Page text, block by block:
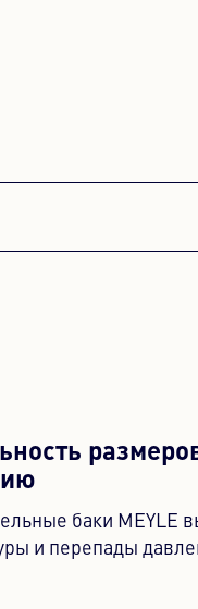
баки MEYLE
и перепады